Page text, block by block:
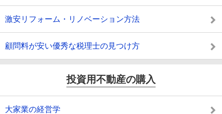
激安リフォーム・リノベーション方法
顧問料が安い優秀な税理士の見つけ方
投資用不動産の購入
大家業の経営学